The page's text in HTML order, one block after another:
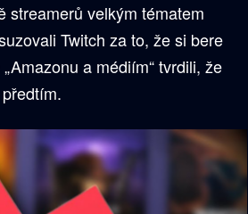
streamerů velkým tématem
Twitch za to, že si bere
a médiím“ tvrdili, že